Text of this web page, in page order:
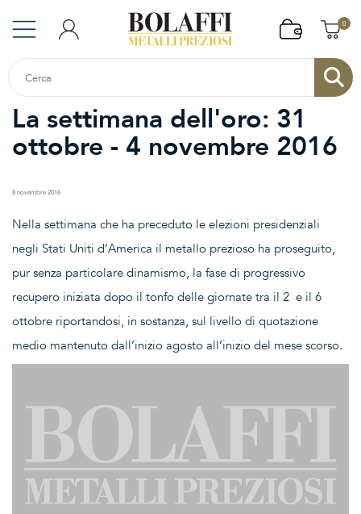
0
La settimana dell'oro: 31
ottobre - 4 novembre 2016
8 novembre 2016
Nella settimana che ha preceduto le elezioni presidenziali
negli Stati Uniti d’America il metallo prezioso ha proseguito,
pur senza particolare dinamismo, la fase di progressivo
recupero iniziata dopo il tonfo delle giornate tra il 2 e il 6
ottobre riportandosi, in sostanza, sul livello di quotazione
medio mantenuto dall’inizio agosto all’inizio del mese scorso.